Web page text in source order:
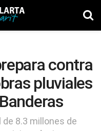
contra
pluviales
8.3 millones de